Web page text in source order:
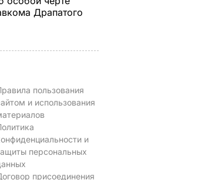
Драпатого
пользования
и использования
и
персональных
присоединения